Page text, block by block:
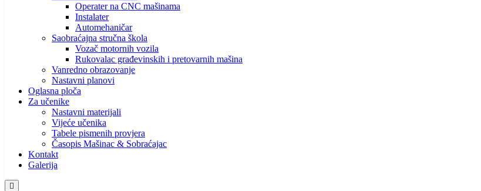
Operater na CNC mašinama
Instalater
Automehaničar
Saobraćajna stručna škola
Vozač motornih vozila
Rukovalac građevinskih i pretovarnih mašina
Vanredno obrazovanje
Nastavni planovi
Oglasna ploča
Za učenike
Nastavni materijali
Vijeće učenika
Tabele pismenih provjera
Časopis Mašinac & Sobraćajac
Kontakt
Galerija